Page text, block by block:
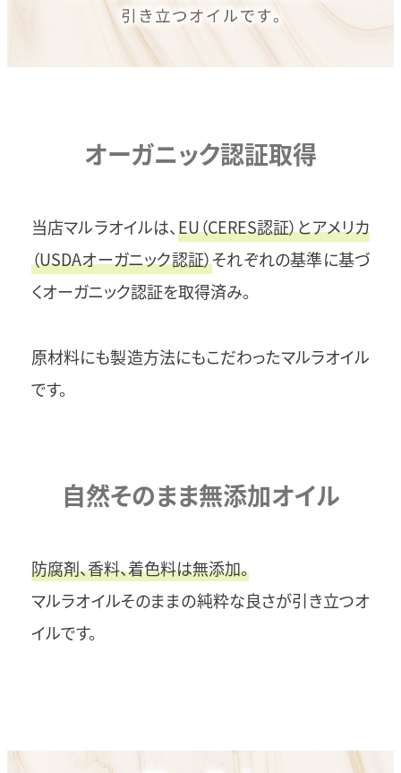
オーガニック認証取得
当店マルラオイルは、EU（CERES認証）とアメリカ
（USDAオーガニック認証）それぞれの基準に基づ
くオーガニック認証を取得済み。
原材料にも製造方法にもこだわったマルラオイル
です。
自然そのまま無添加オイル
防腐剤、香料、着色料は無添加。
マルラオイルそのままの純粋な良さが引き立つオ
イルです。